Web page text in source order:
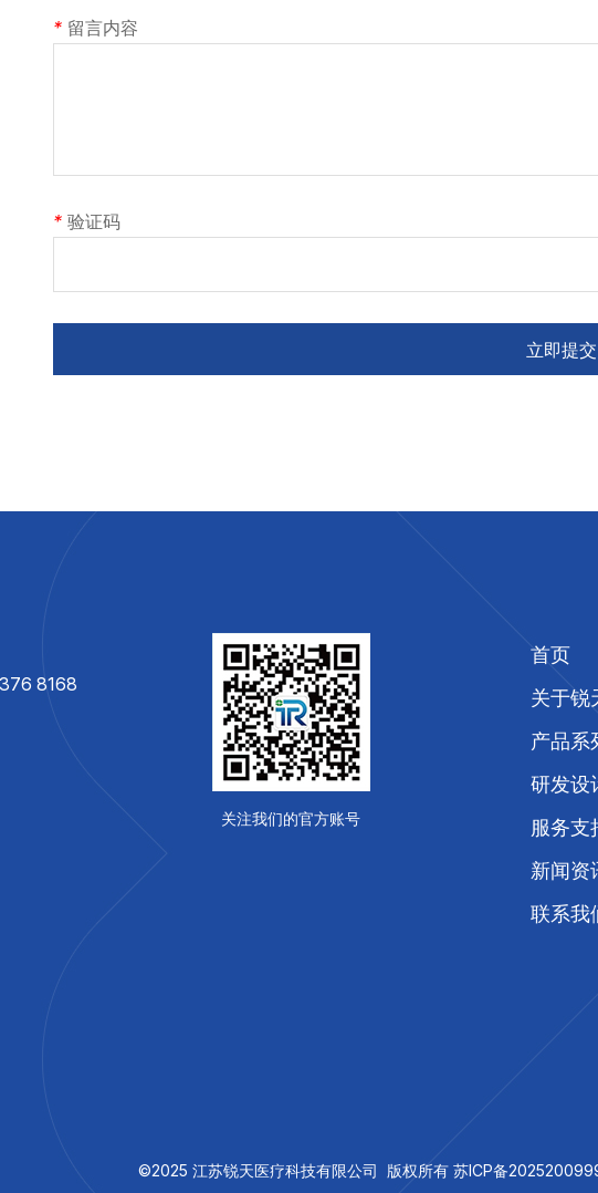
* 留言内容
* 验证码
立即提交
8168
关注我们的官方账号
首页
关于锐
产品系
研发设
服务支
新闻资
联系我
©2025 江苏锐天医疗科技有限公司 版权所有 苏ICP备